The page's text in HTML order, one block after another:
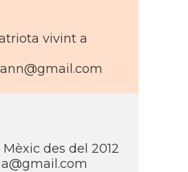
vivint a
des del 2012